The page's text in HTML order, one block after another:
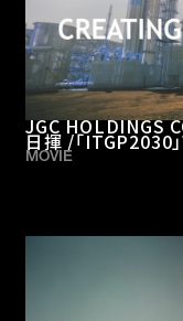
JGC HOLDINGS
日揮 /「ITGP2030
MOVIE